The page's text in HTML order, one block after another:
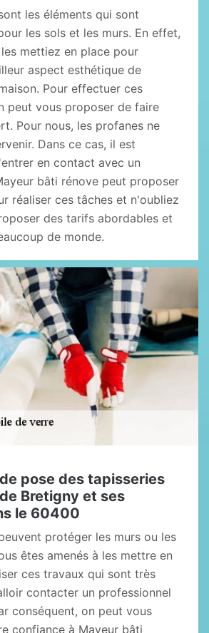
les éléments qui sont
les sols et les murs. En effet,
mettiez en place pour
aspect esthétique de
Pour effectuer ces
peut vous proposer de faire
Pour nous, les profanes ne
Dans ce cas, il est
en contact avec un
bâti rénove peut proposer
réaliser ces tâches et n'oubliez
des tarifs abordables et
de monde.
pose des tapisseries
Bretigny et ses
le 60400
protéger les murs ou les
êtes amenés à les mettre en
ces travaux qui sont très
contacter un professionnel
conséquent, on peut vous
confiance à Mayeur bâti